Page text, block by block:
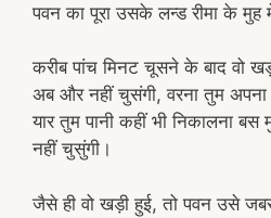
पवन का पूरा उसके लन्ड रीमा के मुह
करीब पांच मिनट चूसने के बाद वो
अब और नहीं चुसंगी, वरना तुम अपना
यार तुम पानी कहीं भी निकालना बस
नहीं चुसुंगी।
जैसे ही वो खड़ी हुई, तो पवन उसे